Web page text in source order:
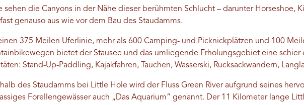
sehen die Canyons in der Nähe dieser berühmten Schlucht – darunter Horseshoe,
genauso aus wie vor dem Bau des Staudamms.
375 Meilen Uferlinie, mehr als 600 Camping- und Picknickplätzen und 100
bietet der Stausee und das umliegende Erholungsgebiet eine schier
Stand-Up-Paddling, Kajakfahren, Tauchen, Wasserski, Rucksackwandern,
des Staudamms bei Little Hole wird der Fluss Green River aufgrund seines
Forellengewässer auch „Das Aquarium“ genannt. Der 11 Kilometer lange